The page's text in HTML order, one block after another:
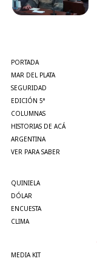
PORTADA
MAR DEL PLATA
SEGURIDAD
EDICIÓN 5°
COLUMNAS
HISTORIAS DE ACÁ
ARGENTINA
VER PARA SABER
QUINIELA
DÓLAR
ENCUESTA
CLIMA
MEDIA KIT